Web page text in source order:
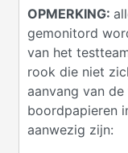
OPMERKING:
gemonitord
van het
rook die niet
aanvang van
boordpapieren
aanwezig zijn: